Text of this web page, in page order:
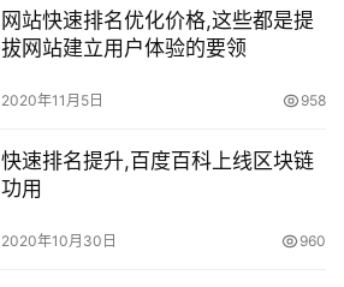
网站快速排名优化价格,这些都是提
拔网站建立用户体验的要领
2020年11月5日 958
快速排名提升,百度百科上线区块链
功用
2020年10月30日 960